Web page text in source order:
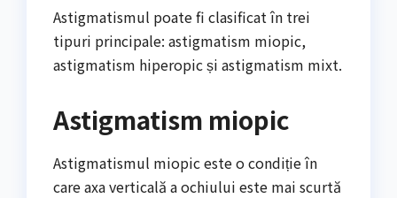
Astigmatismul poate fi clasificat în trei
tipuri principale: astigmatism miopic,
astigmatism hiperopic și astigmatism mixt.
Astigmatism miopic
Astigmatismul miopic este o condiție în
care axa verticală a ochiului este mai scurtă